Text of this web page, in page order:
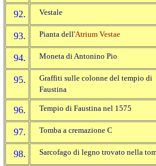
92. Vestale
93. Pianta dell'Atrium Vestae
94. Moneta di Antonino Pio
95.
Graffiti sulle colonne del tempio di
Faustina
96. Tempio di Faustina nel 1575
97. Tomba a cremazione C
98. Sarcofago di legno trovato nella